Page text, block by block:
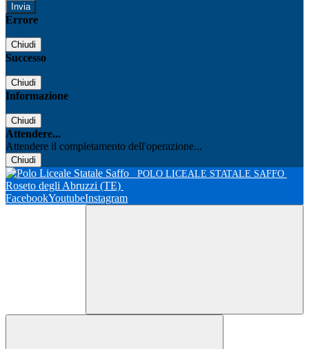
Errore
Chiudi
Successo
Chiudi
Informazione
Chiudi
Attendere...
Attendere il completamento dell'operazione...
Chiudi
POLO LICEALE STATALE SAFFO
Roseto degli Abruzzi (TE)
FacebookYoutubeInstagram